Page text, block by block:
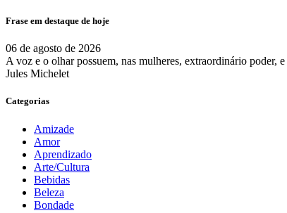
Frase em destaque de hoje
06 de agosto de 2026
A voz e o olhar possuem, nas mulheres, extraordinário poder,
Jules Michelet
Categorias
Amizade
Amor
Aprendizado
Arte/Cultura
Bebidas
Beleza
Bondade